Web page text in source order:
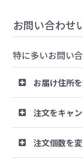
お問い合わせ
特に多いお問い
お届け住所
注文をキャ
注文個数を